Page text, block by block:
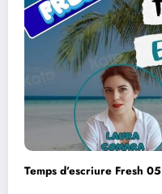
Temps d’escriure Fresh 05